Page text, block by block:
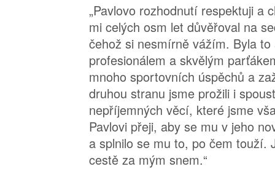
„Pavlovo rozhodnutí respektuji a
mi celých osm let důvěřoval na
čehož si nesmírně vážím. Byla to
profesionálem a skvělým
mnoho sportovních úspěchů a
druhou stranu jsme prožili i
nepříjemných věcí, které jsme
Pavlovi přeji, aby se mu v jeho
a splnilo se mu to, po čem touží.
cestě za mým snem.“